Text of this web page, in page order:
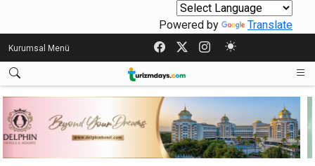
Powered by Translate
Kurumsal Menü